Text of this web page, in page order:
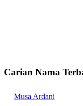
Carian Nama
Musa Ardani